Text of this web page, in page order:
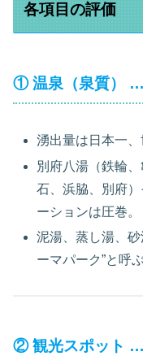
各項目の評価
① 温泉（泉質）
湧出量は日本一、
別府八湯（鉄輪
石、浜脇、別府
ーションは圧巻。
泥湯、蒸し湯、
ーマパーク”と呼
② 観光スポット